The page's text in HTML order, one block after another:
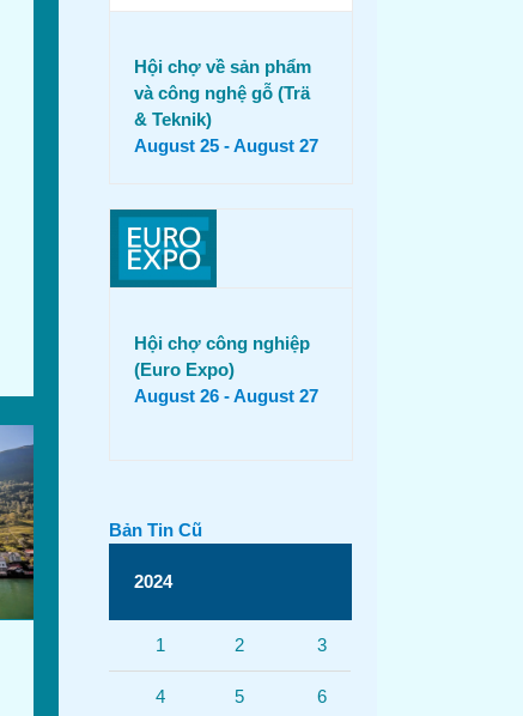
Hội chợ về sản phẩm
và công nghệ gỗ (Trä
& Teknik)
August 25 -August 27
Hội chợ công nghiệp
(Euro Expo)
August 26 -August 27
Bản Tin Cũ
2024
1 2 3
4 5 6